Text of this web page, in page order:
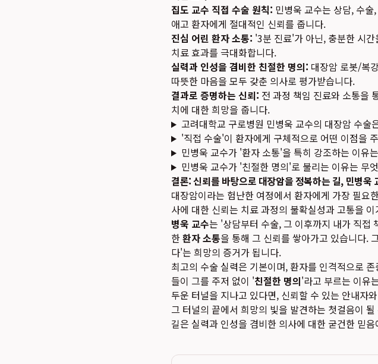
집도 교수 직접 수술 원칙: 민병욱 교수는 상담, 수
애고 환자에게 절대적인 신뢰를 줍니다.
진심 어린 환자 소통: '3분 진료'가 아닌, 충분한 시
치료 효과를 극대화합니다.
실력과 인성을 겸비한 친절한 명의: 대장암 로봇/복
따뜻한 마음을 모두 갖춘 의사로 평가받습니다.
결과로 증명하는 신뢰: 전 과정 책임 진료와 소통을
치에 대한 희망을 줍니다.
고려대학교 구로병원 민병욱 교수의 대장암 수술
'직접 수술'이 환자에게 구체적으로 어떤 이점을
민병욱 교수가 '환자 소통'을 특히 강조하는 이유
민병욱 교수가 '친절한 명의'로 불리는 이유는 무
결론: 신뢰를 바탕으로 대장암을 정복하는 길, 민병욱
대장암이라는 험난한 여정에서 환자에게 가장 필요
사에 대한 신뢰는 치료 과정의 불확실성과 고통을
병욱 교수는 '상담부터 수술, 그 이후까지 내가 직접
한환자 소통을 통해 그 신뢰를 쌓아가고 있습니다.
다'는 희망의 증거가 됩니다.
최고의 수술 실력은 기본이며, 환자를 인격적으로
들이 그를 주저 없이 '친절한 명의'라고 부르는 이유
두운 터널을 지나고 있다면, 신뢰할 수 있는 안내자
그 터널의 끝에서 희망의 빛을 발견하는 첫걸음이
길은 실력과 인성을 겸비한 의사에 대한 굳건한 믿